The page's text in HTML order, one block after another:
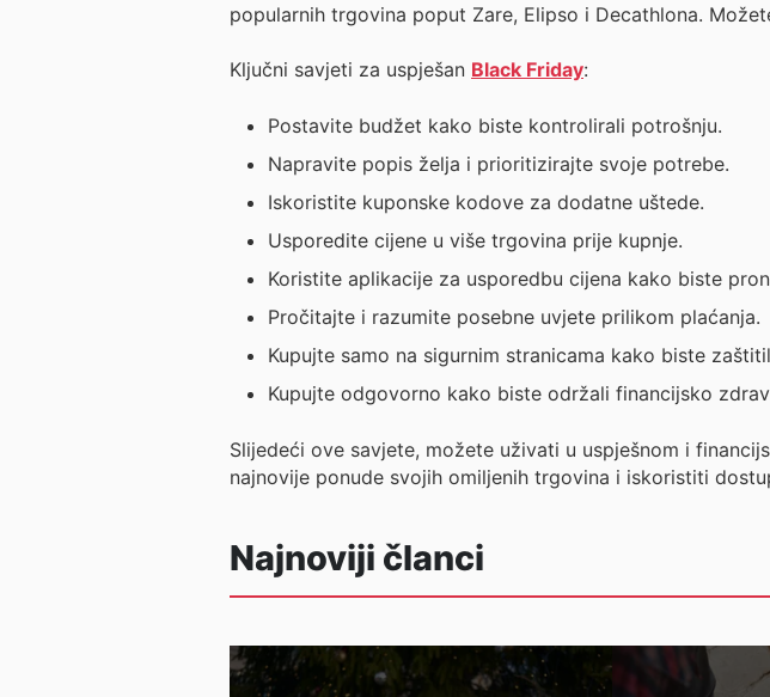
popularnih trgovina poput Zare, Elipso i Decathlona.
Ključni savjeti za uspješan Black Friday:
Postavite budžet kako biste kontrolirali potrošnju.
Napravite popis želja i prioritizirajte svoje potrebe.
Iskoristite kuponske kodove za dodatne uštede.
Usporedite cijene u više trgovina prije kupnje.
Koristite aplikacije za usporedbu cijena kako biste
Pročitajte i razumite posebne uvjete prilikom plaćanja.
Kupujte samo na sigurnim stranicama kako biste
Kupujte odgovorno kako biste održali financijsko
Slijedeći ove savjete, možete uživati u uspješnom i
najnovije ponude svojih omiljenih trgovina i iskoristiti
Najnoviji članci